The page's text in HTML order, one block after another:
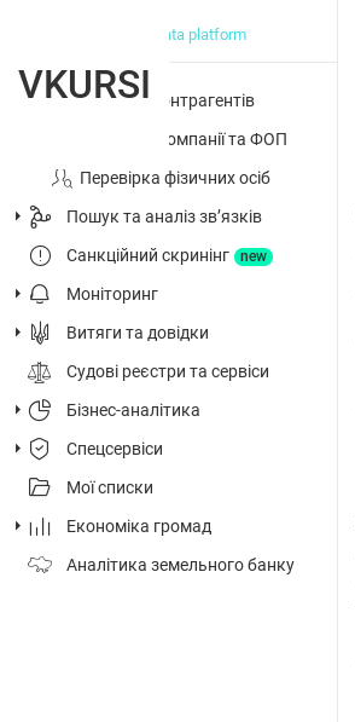
big data platform
Перевірка контрагентів
Досьє на компанії та ФОП
Перевірка фізичних осіб
Пошук та аналіз звʼязків
Санкційний скринінг
new
Моніторинг
Витяги та довідки
Судові реєстри та сервіси
Бізнес-аналітика
Спецсервіси
Мої списки
Економіка громад
Аналітика земельного банку
VKURSI